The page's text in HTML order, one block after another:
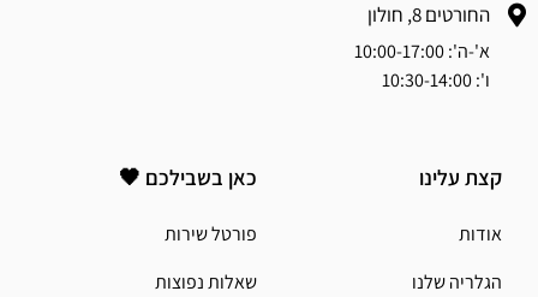
החורטים 8, חולון
א'-ה': 10:00-17:00
ו': 10:30-14:00
קצת עלינו
אודות
הגלריה שלנו
כאן בשבילכם 🖤
פורטל שירות
שאלות נפוצות